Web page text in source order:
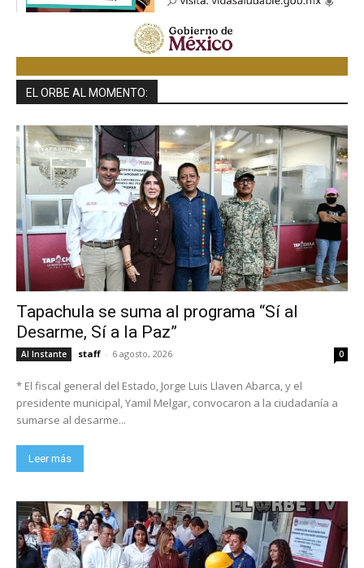
EL ORBE AL MOMENTO:
Tapachula se suma al programa “Sí al
Desarme, Sí a la Paz”
Al Instante staff - 6 agosto, 2026 0
* El fiscal general del Estado, Jorge Luis Llaven Abarca, y el
presidente municipal, Yamil Melgar, convocaron a la ciudadanía a
sumarse al desarme...
Leer más